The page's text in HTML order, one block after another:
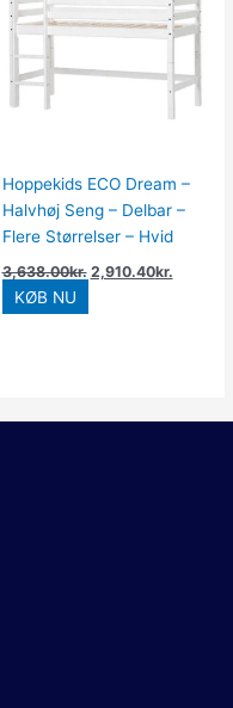
Hoppekids ECO Dream –
Halvhøj Seng – Delbar –
Flere Størrelser – Hvid
3,638.00kr.
var:
3,638.00kr..
2,910.40kr.
er:
KØB NU